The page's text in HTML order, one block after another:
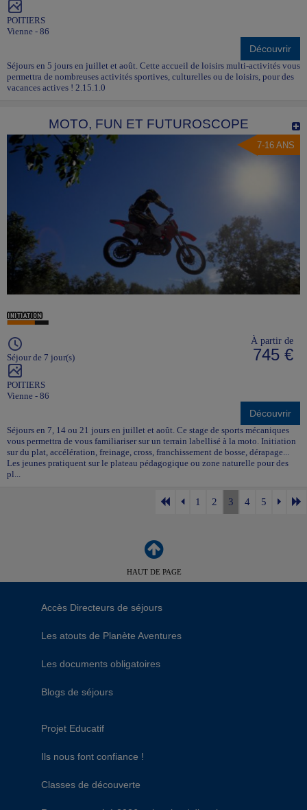
POITIERS
Vienne - 86
Découvrir
Séjours en 5 jours en juillet et août. Cette accueil de loisirs multi-activités vous
permettra de nombreuses activités sportives, culturelles ou de loisirs, pour des
vacances actives ! 2.15.1.0
MOTO, FUN ET FUTUROSCOPE
7-16 ANS
Séjour de 7 jour(s)
POITIERS
Vienne - 86
À partir de
745 €
Découvrir
Séjours en 7, 14 ou 21 jours en juillet et août. Ce stage de sports mécaniques
vous permettra de vous familiariser sur un terrain labellisé à la moto. Initiation
sur du plat, accélération, freinage, cross, franchissement de bosse, dérapage...
Les jeunes pratiquent sur le plateau pédagogique ou zone naturelle pour des
pl...
1 2 3 4 5
HAUT DE PAGE
Accès Directeurs de séjours
Les atouts de Planète Aventures
Les documents obligatoires
Blogs de séjours
Projet Educatif
Ils nous font confiance !
Classes de découverte